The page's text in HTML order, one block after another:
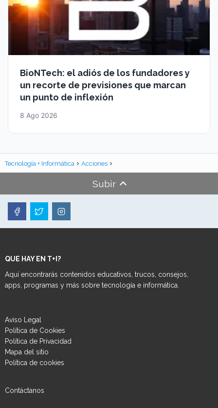
BioNTech: el adiós de los fundadores y
un recorte de previsiones que marcan
un punto de inflexión
8 Ago 2026
Tecnología + Informática Acciones
Subir
QUE HAY EN T+I?
Aquí encontrarás contenidos educativos, trucos, consejos,
apps, programas y más sobre tecnología e informática.
Aviso Legal
Política de Cookies
Política de Privacidad
Mapa del sitio
Política de cookies
Contáctanos